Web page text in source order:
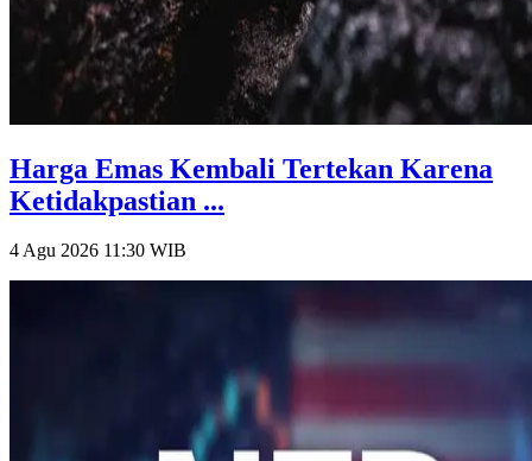
Harga Emas Kembali Tertekan Karena
Ketidakpastian ...
4 Agu 2026 11:30 WIB